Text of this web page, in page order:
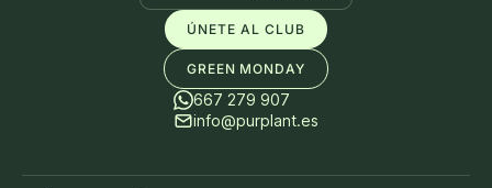
ÚNETE AL CLUB
GREEN MONDAY
667 279 907
info@purplant.es